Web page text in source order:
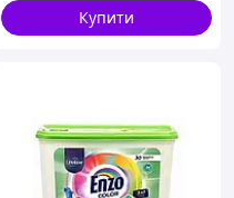
Купити